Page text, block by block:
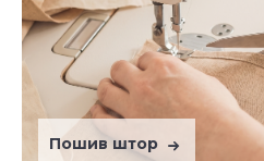
Пошив штор